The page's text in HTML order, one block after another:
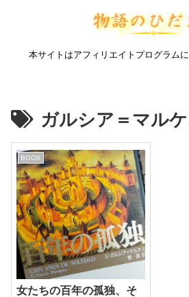
本サイトはアフィリエイトプログラム
ガルシア＝マル
BOOK
女たちの百年の孤独、そ